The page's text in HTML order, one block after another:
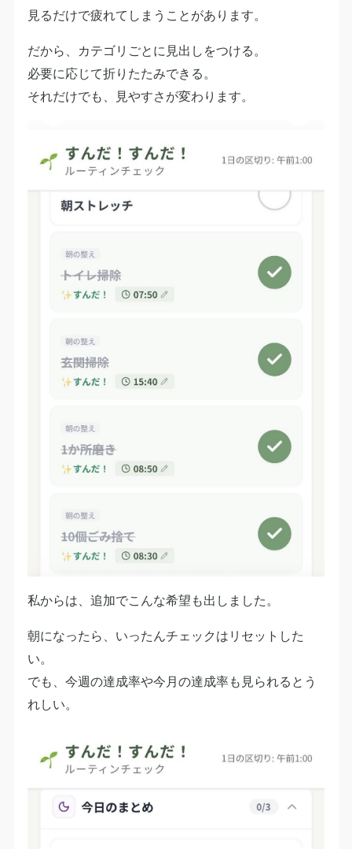
見るだけで疲れてしまうことがあります。
だから、カテゴリごとに見出しをつける。
必要に応じて折りたたみできる。
それだけでも、見やすさが変わります。
私からは、追加でこんな希望も出しました。
朝になったら、いったんチェックはリセットした
い。
でも、今週の達成率や今月の達成率も見られるとう
れしい。